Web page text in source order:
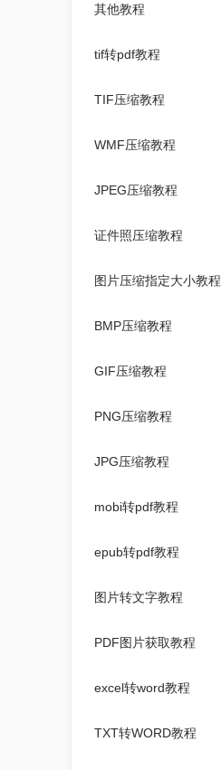
其他教程
tif转pdf教程
TIF压缩教程
WMF压缩教程
JPEG压缩教程
证件照压缩教程
图片压缩指定大小教程
BMP压缩教程
GIF压缩教程
PNG压缩教程
JPG压缩教程
mobi转pdf教程
epub转pdf教程
图片转文字教程
PDF图片获取教程
excel转word教程
TXT转WORD教程